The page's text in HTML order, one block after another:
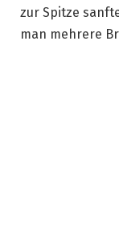
zur Spitze
man mehrere